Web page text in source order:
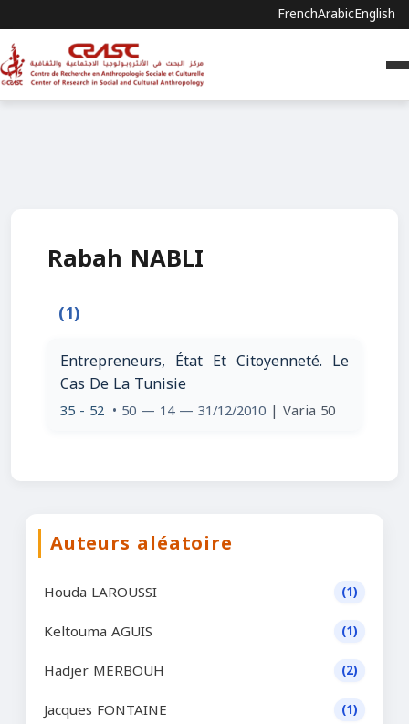
FrenchArabicEnglish
Rabah NABLI
(1)
Entrepreneurs, État Et Citoyenneté. Le
Cas De La Tunisie
35 - 52 • 50 — 14 — 31/12/2010 | Varia 50
Auteurs aléatoire
Houda LAROUSSI (1)
Keltouma AGUIS (1)
Hadjer MERBOUH (2)
Jacques FONTAINE (1)